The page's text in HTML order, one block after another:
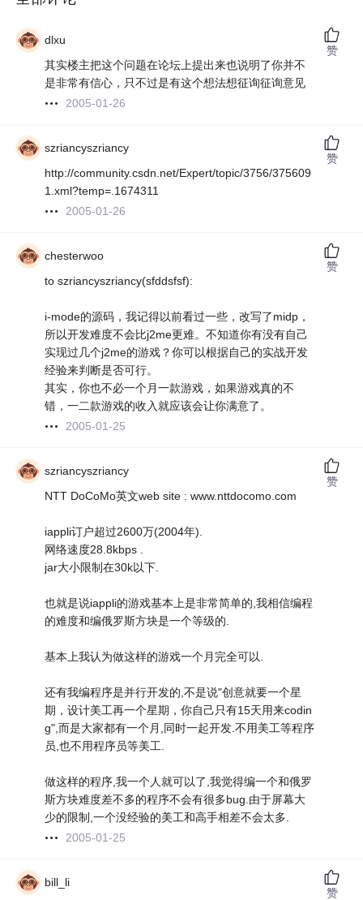
dlxu
其实楼主把这个问题在论坛上提出来也说明了你并不
是非常有信心，只不过是有这个想法想征询征询意见
2005-01-26
赞
szriancyszriancy
http://community.csdn.net/Expert/topic/3756/375609
1.xml?temp=.1674311
2005-01-26
赞
chesterwoo
to szriancyszriancy(sfddsfsf):
i-mode的源码，我记得以前看过一些，改写了midp，
所以开发难度不会比j2me更难。不知道你有没有自己
实现过几个j2me的游戏？你可以根据自己的实战开发
经验来判断是否可行。
其实，你也不必一个月一款游戏，如果游戏真的不
错，一二款游戏的收入就应该会让你满意了。
2005-01-25
赞
szriancyszriancy
NTT DoCoMo英文web site : www.nttdocomo.com
iappli订户超过2600万(2004年).
网络速度28.8kbps .
jar大小限制在30k以下.
也就是说iappli的游戏基本上是非常简单的,我相信编程
的难度和编俄罗斯方块是一个等级的.
基本上我认为做这样的游戏一个月完全可以.
还有我编程序是并行开发的,不是说"创意就要一个星
期，设计美工再一个星期，你自己只有15天用来codin
g",而是大家都有一个月,同时一起开发.不用美工等程序
员,也不用程序员等美工.
做这样的程序,我一个人就可以了,我觉得编一个和俄罗
斯方块难度差不多的程序不会有很多bug.由于屏幕大
少的限制,一个没经验的美工和高手相差不会太多.
2005-01-25
赞
bill_li
赞